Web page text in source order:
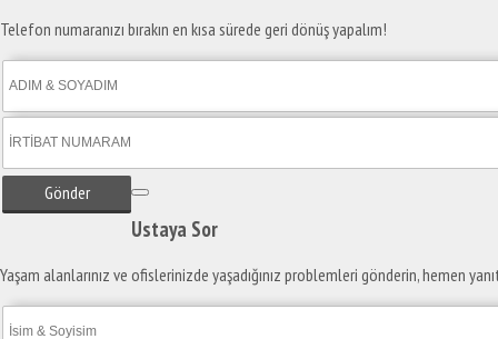
Telefon numaranızı bırakın en kısa sürede geri dönüş yapalım!
Gönder
Ustaya Sor
Yaşam alanlarınız ve ofislerinizde yaşadığınız problemleri gönderin, hemen